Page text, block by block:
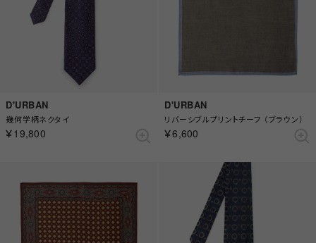
D'URBAN
幾何学柄ネクタイ
￥19,800
D'URBAN
リバーシブルプリントチーフ （ブラウン）
￥6,600